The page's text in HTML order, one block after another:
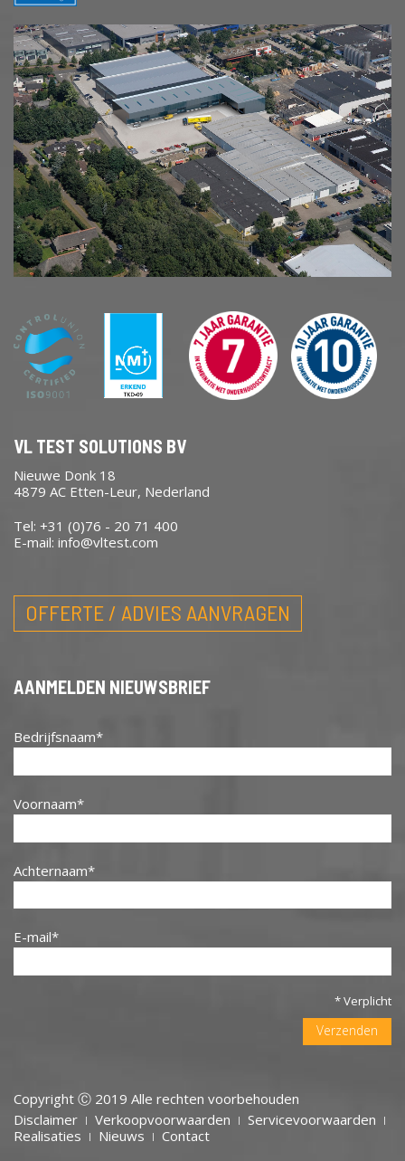
VL TEST SOLUTIONS BV
Nieuwe Donk 18
4879 AC Etten-Leur, Nederland
Tel: +31 (0)76 - 20 71 400
E-mail: info@vltest.com
OFFERTE / ADVIES AANVRAGEN
AANMELDEN NIEUWSBRIEF
Bedrijfsnaam
Voornaam
Achternaam
E-mail
* Verplicht
Verzenden
Copyright Ⓒ 2019 Alle rechten voorbehouden
MENU
Disclaimer Verkoopvoorwaarden
Servicevoorwaarden
Realisaties
Nieuws Contact